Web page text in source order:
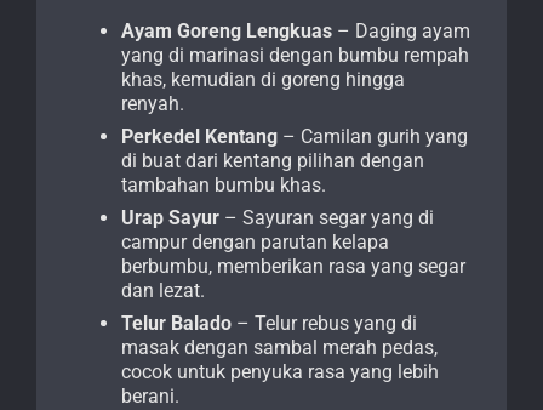
Ayam Goreng Lengkuas – Daging ayam
yang di marinasi dengan bumbu rempah
khas, kemudian di goreng hingga
renyah.
Perkedel Kentang – Camilan gurih yang
di buat dari kentang pilihan dengan
tambahan bumbu khas.
Urap Sayur – Sayuran segar yang di
campur dengan parutan kelapa
berbumbu, memberikan rasa yang segar
dan lezat.
Telur Balado – Telur rebus yang di
masak dengan sambal merah pedas,
cocok untuk penyuka rasa yang lebih
berani.